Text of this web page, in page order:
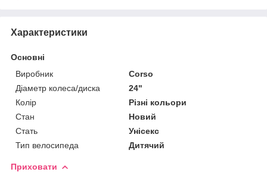
Характеристики
Основні
Виробник
Corso
Діаметр колеса/диска
24"
Колір
Різні кольори
Стан
Новий
Стать
Унісекс
Тип велосипеда
Дитячий
Приховати